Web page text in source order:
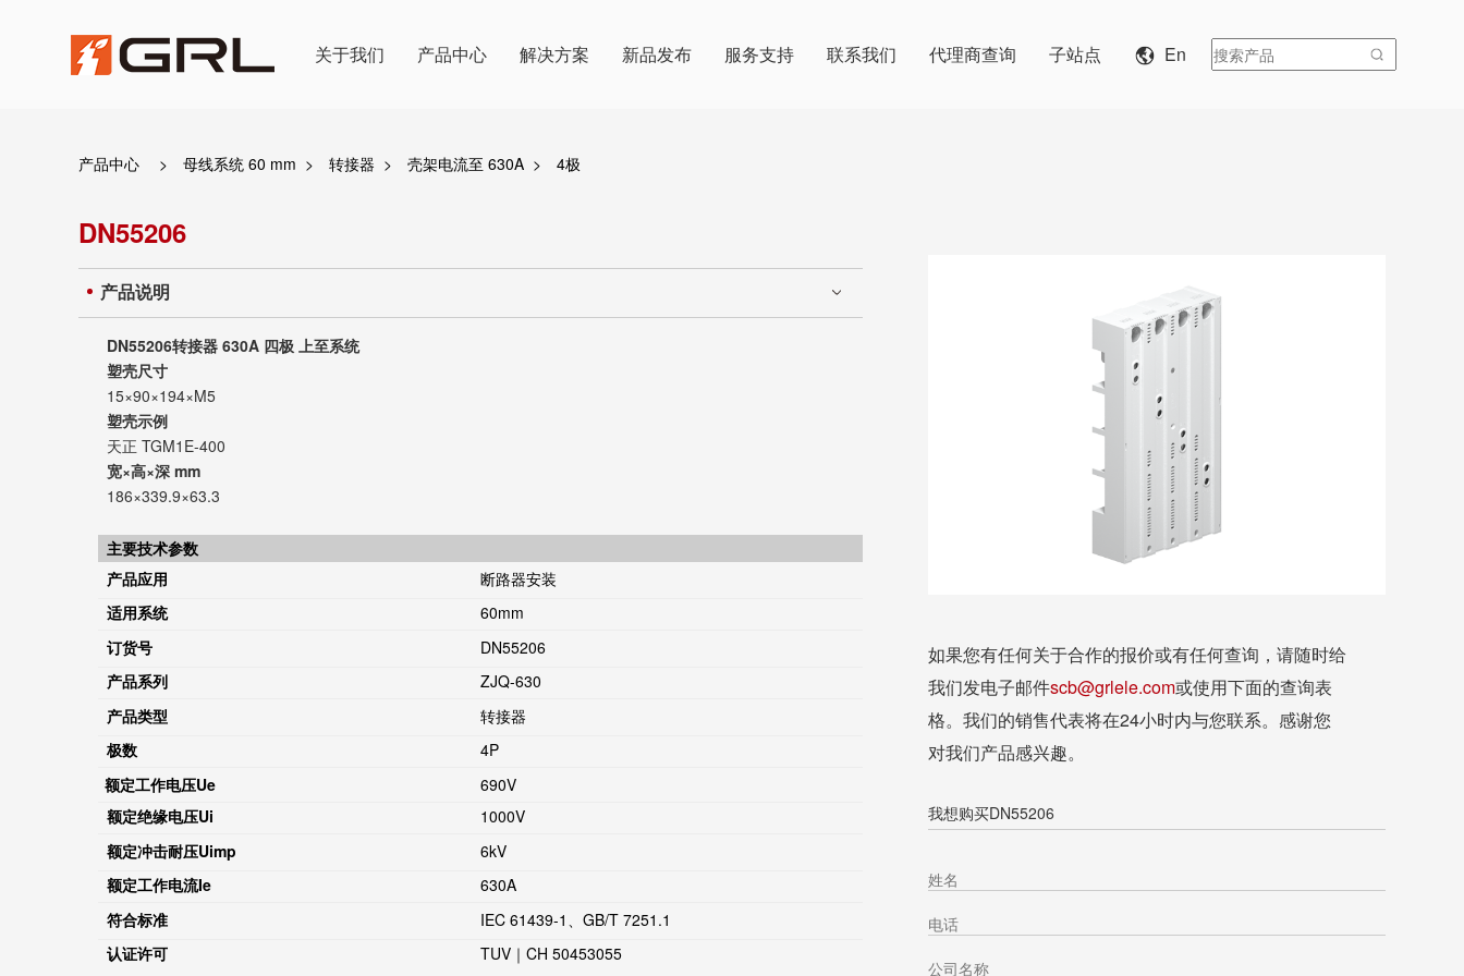
关于我们 产品中心 解决方案 新品发布 服务支持 联系我们 代理商查询 子站点 En
产品中心 > 母线系统 60 mm > 转接器 > 壳架电流至 630A > 4极
DN55206
产品说明
DN55206转接器 630A 四极 上至系统
塑壳尺寸
15×90×194×M5
塑壳示例
天正 TGM1E-400
宽×高×深 mm
186×339.9×63.3
主要技术参数
产品应用
断路器安装
适用系统
60mm
订货号
DN55206
产品系列
ZJQ-630
产品类型
转接器
极数
4P
额定工作电压Ue
690V
额定绝缘电压Ui
1000V
额定冲击耐压Uimp
6kV
额定工作电流Ie
630A
符合标准
IEC 61439-1、GB/T 7251.1
认证许可
TUV｜CH 50453055
如果您有任何关于合作的报价或有任何查询，请随时给
我们发电子邮件scb@grlele.com或使用下面的查询表
格。我们的销售代表将在24小时内与您联系。感谢您
对我们产品感兴趣。
我想购买DN55206